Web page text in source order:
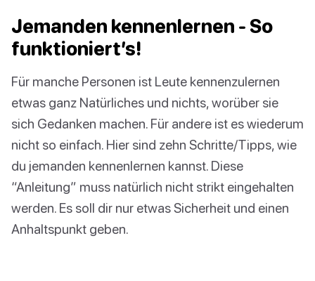
Jemanden kennenlernen - So
funktioniert’s!
Für manche Personen ist Leute kennenzulernen
etwas ganz Natürliches und nichts, worüber sie
sich Gedanken machen. Für andere ist es wiederum
nicht so einfach. Hier sind zehn Schritte/Tipps, wie
du jemanden kennenlernen kannst. Diese
“Anleitung” muss natürlich nicht strikt eingehalten
werden. Es soll dir nur etwas Sicherheit und einen
Anhaltspunkt geben.